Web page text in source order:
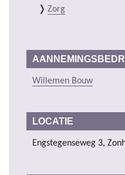
Zorg
Willemen Bouw
LOCATIE
Engstegenseweg 3,